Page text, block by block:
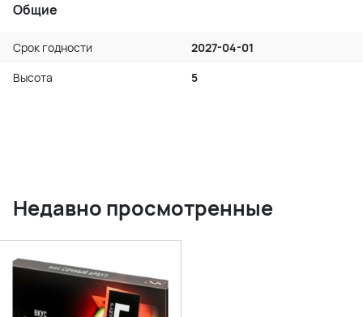
Общие
Срок годности
2027-04-01
Высота
5
Недавно просмотренные